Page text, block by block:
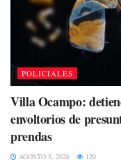
POLICIALES
Villa Ocampo:
envoltorios de
prendas
AGOSTO 5, 2026 120